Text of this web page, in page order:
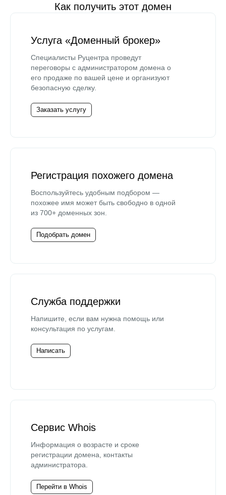
Как получить этот домен
Услуга «Доменный брокер»
Специалисты Руцентра проведут
переговоры с администратором домена о
его продаже по вашей цене и организуют
безопасную сделку.
Заказать услугу
Регистрация похожего домена
Воспользуйтесь удобным подбором —
похожее имя может быть свободно в одной
из 700+ доменных зон.
Подобрать домен
Служба поддержки
Напишите, если вам нужна помощь или
консультация по услугам.
Написать
Сервис Whois
Информация о возрасте и сроке
регистрации домена, контакты
администратора.
Перейти в Whois